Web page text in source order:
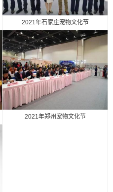
2021年石家庄宠物文化节
2021年郑州宠物文化节